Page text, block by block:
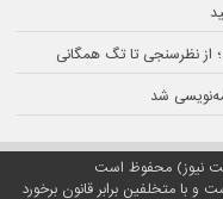
از نظرسنجی تا تگ همگانی
و با متخلفین برابر قانون برخورد